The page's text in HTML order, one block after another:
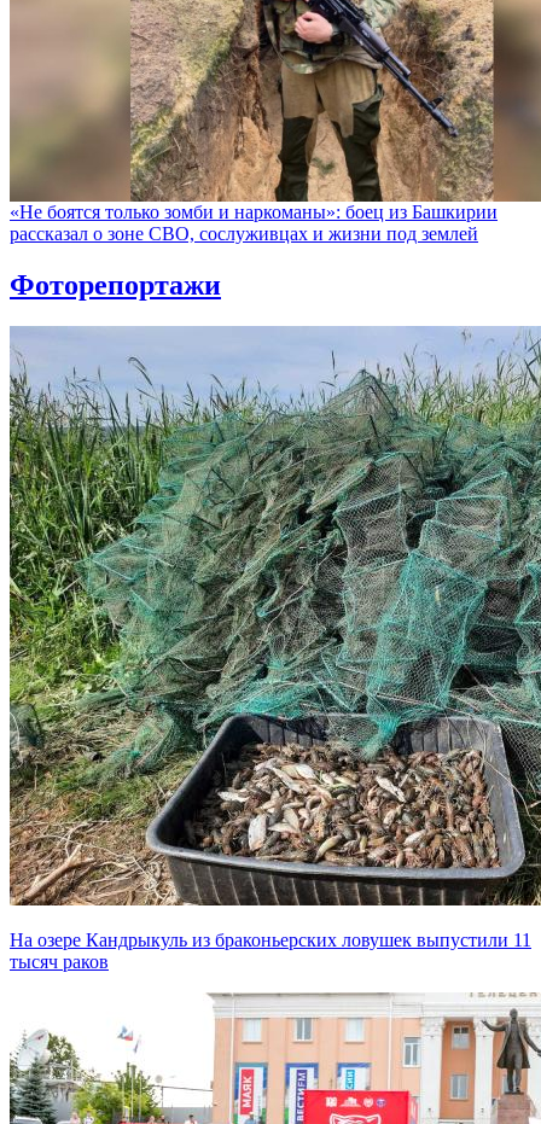
«Не боятся только зомби и наркоманы»: боец из Башкирии
рассказал о зоне СВО, сослуживцах и жизни под землей
Фоторепортажи
На озере Кандрыкуль из браконьерских ловушек выпустили 11
тысяч раков